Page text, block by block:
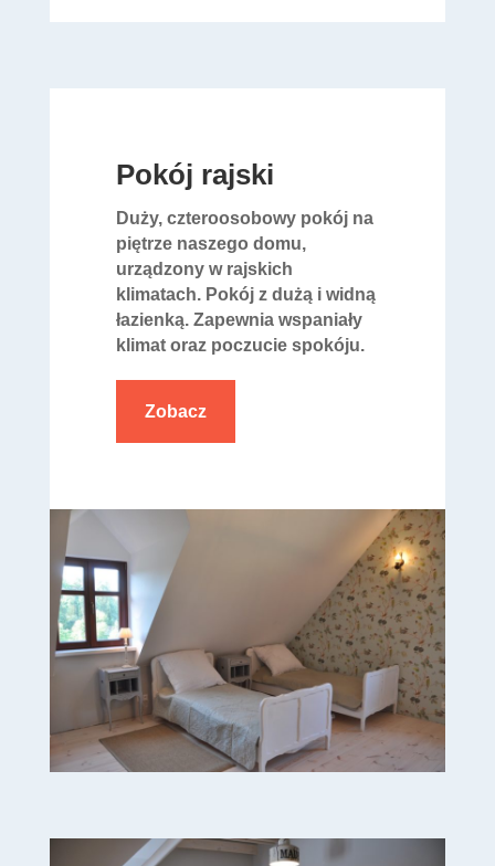
Pokój rajski
Duży, czteroosobowy pokój na
piętrze naszego domu,
urządzony w rajskich
klimatach. Pokój z dużą i widną
łazienką. Zapewnia wspaniały
klimat oraz poczucie spokóju.
Zobacz